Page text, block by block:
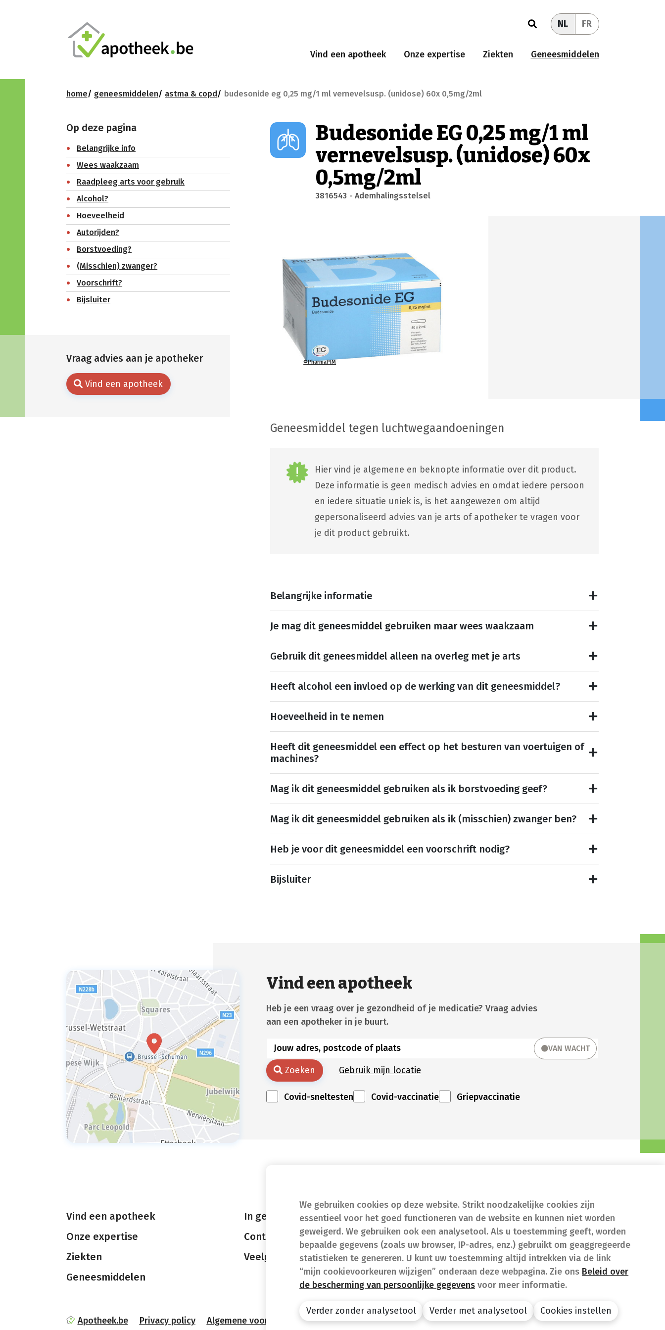
We gebruiken cookies op deze website. Strikt noodzakelijke cookies zijn
essentieel voor het goed functioneren van de website en kunnen niet worden
geweigerd. We gebruiken ook een analysetool. Als u toestemming geeft, worden
bepaalde gegevens (zoals uw browser, IP-adres, enz.) gebruikt om geaggregeerde
statistieken te genereren. U kunt uw toestemming altijd intrekken via de link
“mijn cookievoorkeuren wijzigen” onderaan deze webpagina. Zie ons Beleid over
de bescherming van persoonlijke gegevens voor meer informatie.
Verder zonder analysetool Verder met analysetool Cookies instellen
NL FR
Vind een apotheek Onze expertise Ziekten Geneesmiddelen
home geneesmiddelen astma & copd budesonide eg 0,25 mg/1 ml vernevelsusp. (unidose) 60x 0,5mg/2ml
Vraag advies aan je apotheker
Vind een apotheek
Op deze pagina
Belangrijke info
Wees waakzaam
Raadpleeg arts voor gebruik
Alcohol?
Hoeveelheid
Autorijden?
Borstvoeding?
(Misschien) zwanger?
Voorschrift?
Bijsluiter
Budesonide EG 0,25 mg/1 ml
vernevelsusp. (unidose) 60x
0,5mg/2ml
3816543 - Ademhalingsstelsel
©PharmaPIM
Geneesmiddel tegen luchtwegaandoeningen
Hier vind je algemene en beknopte informatie over dit product.
Deze informatie is geen medisch advies en omdat iedere persoon
en iedere situatie uniek is, is het aangewezen om altijd
gepersonaliseerd advies van je arts of apotheker te vragen voor
je dit product gebruikt.
Belangrijke informatie
Je mag dit geneesmiddel gebruiken maar wees waakzaam
Gebruik dit geneesmiddel alleen na overleg met je arts
Heeft alcohol een invloed op de werking van dit geneesmiddel?
Hoeveelheid in te nemen
Heeft dit geneesmiddel een effect op het besturen van voertuigen of
machines?
Mag ik dit geneesmiddel gebruiken als ik borstvoeding geef?
Mag ik dit geneesmiddel gebruiken als ik (misschien) zwanger ben?
Heb je voor dit geneesmiddel een voorschrift nodig?
Bijsluiter
Vind een apotheek
Heb je een vraag over je gezondheid of je medicatie? Vraag advies
aan een apotheker in je buurt.
VAN WACHT
Zoeken Gebruik mijn locatie
Covid-sneltesten Covid-vaccinatie Griepvaccinatie
Vind een apotheek
Onze expertise
Ziekten
Geneesmiddelen
In geval van nood
Contact
Veelgestelde vragen (FAQ)
Apotheek.be Privacy policy Algemene voorwaarden design by